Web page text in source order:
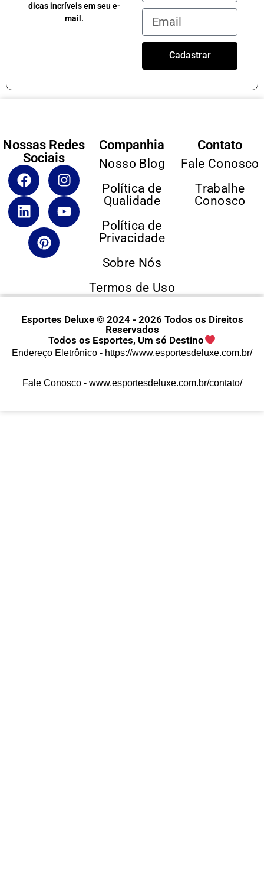
dicas incríveis em seu e-
mail.
Cadastrar
Nossas Redes
Sociais
Companhia
Nosso Blog
Política de
Qualidade
Política de
Privacidade
Sobre Nós
Termos de Uso
Contato
Fale Conosco
Trabalhe
Conosco
Esportes Deluxe © 2024 - 2026 Todos os Direitos
Reservados
Todos os Esportes, Um só Destino
Endereço Eletrônico - https://www.esportesdeluxe.com.br/
Fale Conosco - www.esportesdeluxe.com.br/contato/